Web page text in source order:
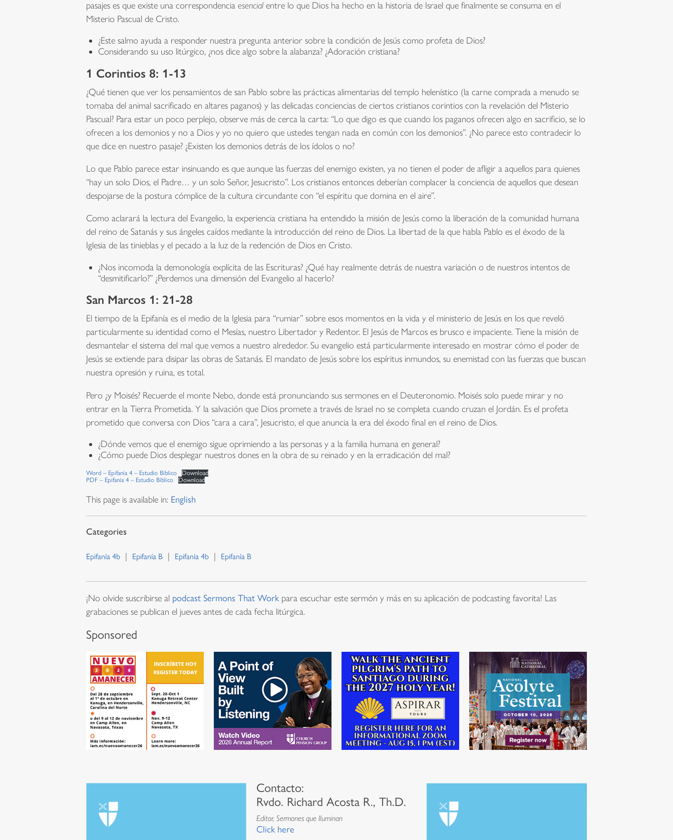
pasajes es que existe una correspondencia esencial entre lo que Dios ha hecho en la historia de Israel que finalmente se consuma en el
Misterio Pascual de Cristo.
¿Este salmo ayuda a responder nuestra pregunta anterior sobre la condición de Jesús como profeta de Dios?
Considerando su uso litúrgico, ¿nos dice algo sobre la alabanza? ¿Adoración cristiana?
1 Corintios 8: 1-13
¿Qué tienen que ver los pensamientos de san Pablo sobre las prácticas alimentarias del templo helenístico (la carne comprada a menudo se
tomaba del animal sacrificado en altares paganos) y las delicadas conciencias de ciertos cristianos corintios con la revelación del Misterio
Pascual? Para estar un poco perplejo, observe más de cerca la carta: “Lo que digo es que cuando los paganos ofrecen algo en sacrificio, se lo
ofrecen a los demonios y no a Dios y yo no quiero que ustedes tengan nada en común con los demonios”. ¿No parece esto contradecir lo
que dice en nuestro pasaje? ¿Existen los demonios detrás de los ídolos o no?
Lo que Pablo parece estar insinuando es que aunque las fuerzas del enemigo existen, ya no tienen el poder de afligir a aquellos para quienes
“hay un solo Dios, el Padre… y un solo Señor, Jesucristo”. Los cristianos entonces deberían complacer la conciencia de aquellos que desean
despojarse de la postura cómplice de la cultura circundante con “el espíritu que domina en el aire”.
Como aclarará la lectura del Evangelio, la experiencia cristiana ha entendido la misión de Jesús como la liberación de la comunidad humana
del reino de Satanás y sus ángeles caídos mediante la introducción del reino de Dios. La libertad de la que habla Pablo es el éxodo de la
Iglesia de las tinieblas y el pecado a la luz de la redención de Dios en Cristo.
¿Nos incomoda la demonología explícita de las Escrituras? ¿Qué hay realmente detrás de nuestra variación o de nuestros intentos de
“desmitificarlo?” ¿Perdemos una dimensión del Evangelio al hacerlo?
San Marcos 1: 21-28
El tiempo de la Epifanía es el medio de la Iglesia para “rumiar” sobre esos momentos en la vida y el ministerio de Jesús en los que reveló
particularmente su identidad como el Mesías, nuestro Libertador y Redentor. El Jesús de Marcos es brusco e impaciente. Tiene la misión de
desmantelar el sistema del mal que vemos a nuestro alrededor. Su evangelio está particularmente interesado en mostrar cómo el poder de
Jesús se extiende para disipar las obras de Satanás. El mandato de Jesús sobre los espíritus inmundos, su enemistad con las fuerzas que buscan
nuestra opresión y ruina, es total.
Pero ¿y Moisés? Recuerde el monte Nebo, donde está pronunciando sus sermones en el Deuteronomio. Moisés solo puede mirar y no
entrar en la Tierra Prometida. Y la salvación que Dios promete a través de Israel no se completa cuando cruzan el Jordán. Es el profeta
prometido que conversa con Dios “cara a cara”, Jesucristo, el que anuncia la era del éxodo final en el reino de Dios.
¿Dónde vemos que el enemigo sigue oprimiendo a las personas y a la familia humana en general?
¿Cómo puede Dios desplegar nuestros dones en la obra de su reinado y en la erradicación del mal?
Word – Epifanía 4 – Estudio Bíblico
Download
PDF – Epifanía 4 – Estudio Bíblico
Download
This page is available in: English
Epifanía 4b Epifanía B Epifanía 4b Epifanía B
¡No olvide suscribirse al podcast Sermons That Workpara escuchar este sermón y más en su aplicación de podcasting favorita! Las
grabaciones se publican el jueves antes de cada fecha litúrgica.
Sponsored
Contacto:
Rvdo. Richard Acosta R., Th.D.
Editor, Sermones que Iluminan
Click here